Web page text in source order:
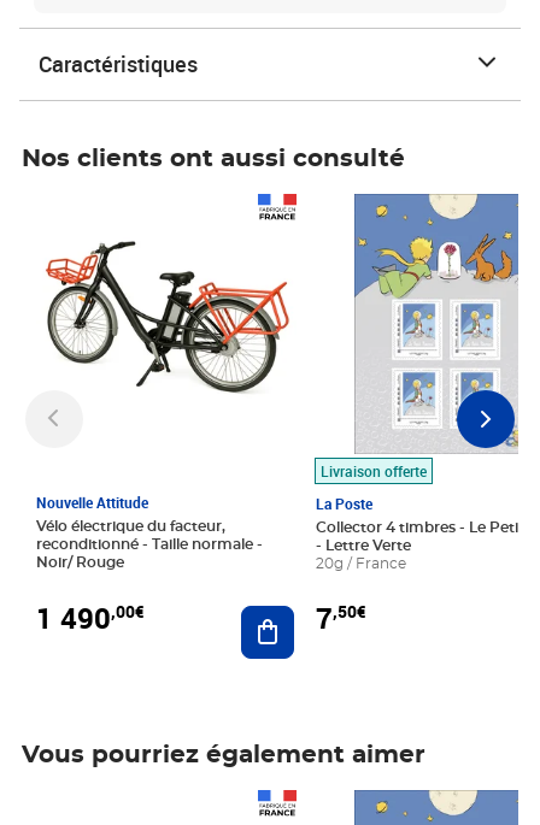
Caractéristiques
Nos clients ont aussi consulté
Nouvelle Attitude
Vélo électrique du facteur,
reconditionné - Taille normale -
Noir/ Rouge
1 490,00€ Ajouter au panier
Livraison offerte
La Poste
Collector 4 timbres - Le Petit
- Lettre Verte
20g / France
7,50€
Prix 7,50€
Vous pourriez également aimer
Prix 7,50€